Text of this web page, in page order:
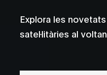
Explora les
satel·litàries al